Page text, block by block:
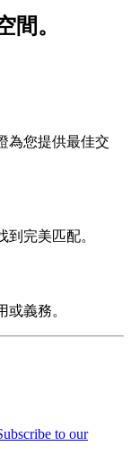
間。
為您提供最佳交
完美匹配。
義務。
to our